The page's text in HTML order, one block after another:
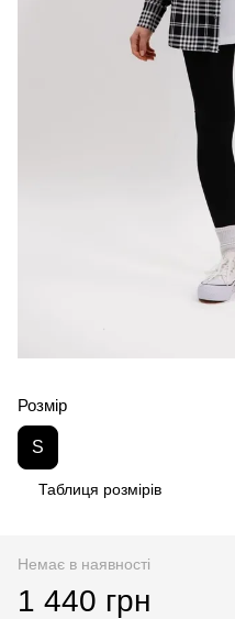
Розмір
S
Таблиця розмірів
Немає в наявності
1 440 грн